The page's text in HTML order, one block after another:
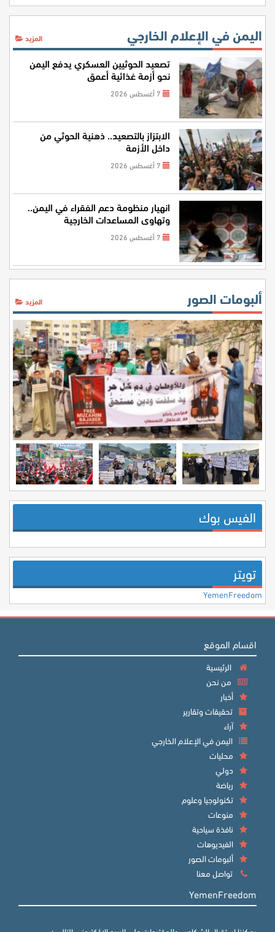
اليمن في الإعلام الخارجي المزيد
تصعيد الحوثيين العسكري يدفع اليمن
نحو أزمة غذائية أعمق
الابتزاز بالتصعيد.. ذهنية الحوثي من
داخل الأزمة
انهيار منظومة دعم الفقراء في اليمن..
وتهاوي المساعدات الخارجية
ألبومات الصور المزيد
الفيس بوك
تويتر
YemenFreedom
اقسام الموقع
الرئيسية
من نحن
أخبار
تحقيقات وتقارير
آراء
اليمن في الإعلام الخارجي
محليات
دولي
رياضة
تكنولوجيا وعلوم
منوعات
نافذة سياحية
الفيديوهات
ألبومات الصور
تواصل معنا
YemenFreedom